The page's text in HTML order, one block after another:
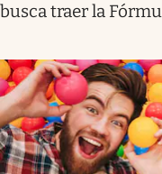
busca traer la